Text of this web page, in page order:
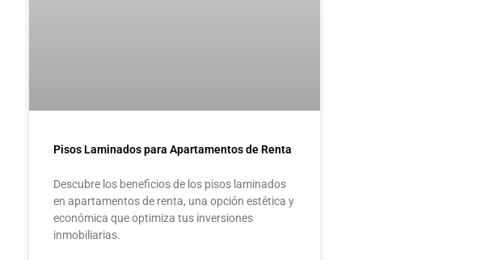
Pisos Laminados para Apartamentos de Renta
Descubre los beneficios de los pisos laminados
en apartamentos de renta, una opción estética y
económica que optimiza tus inversiones
inmobiliarias.